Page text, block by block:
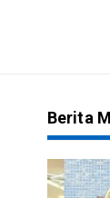
Berita